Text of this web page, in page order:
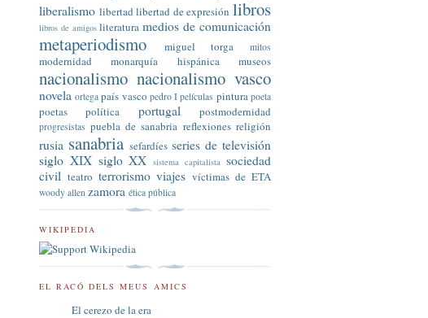
liberalismo libertad libertad de expresión libros
libros de amigos literatura medios de comunicación
metaperiodismo miguel torga mitos
modernidad monarquía hispánica museos
nacionalismo nacionalismo vasco
novela ortega país vasco pedro I películas pintura poeta
poetas política portugal postmodernidad
progresistas puebla de sanabria reflexiones religión
rusia sanabria sefardíes series de televisión
siglo XIX siglo XX sistema capitalista sociedad
civil teatro terrorismo viajes víctimas de ETA
woody allen zamora ética pública
WIKIPEDIA
EL RACÓ DELS MEUS AMICS
El cerezo de la era